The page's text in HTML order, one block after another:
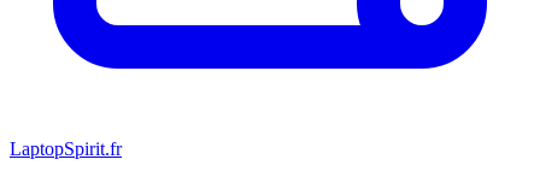
LaptopSpirit.fr